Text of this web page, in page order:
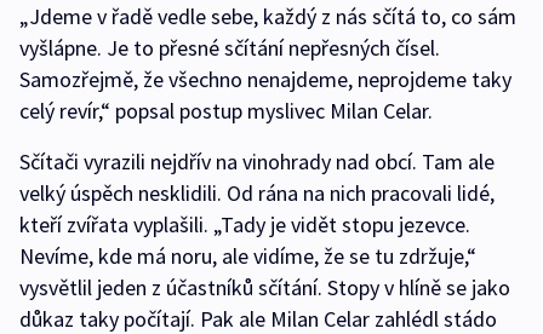
„Jdeme v řadě vedle sebe, každý z nás sčítá to, co sám
vyšlápne. Je to přesné sčítání nepřesných čísel.
Samozřejmě, že všechno nenajdeme, neprojdeme taky
celý revír,“ popsal postup myslivec Milan Celar.
Sčítači vyrazili nejdřív na vinohrady nad obcí. Tam ale
velký úspěch nesklidili. Od rána na nich pracovali lidé,
kteří zvířata vyplašili. „Tady je vidět stopu jezevce.
Nevíme, kde má noru, ale vidíme, že se tu zdržuje,“
vysvětlil jeden z účastníků sčítání. Stopy v hlíně se jako
důkaz taky počítají. Pak ale Milan Celar zahlédl stádo